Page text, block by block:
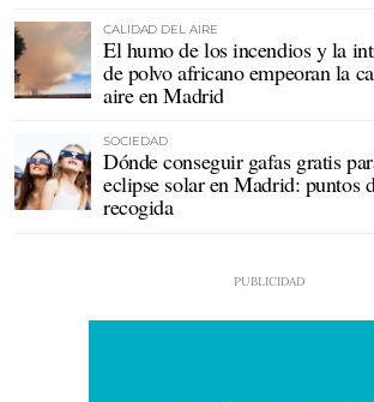
CALIDAD DEL AIRE
El humo de los incendios y la
de polvo africano empeoran la
aire en Madrid
SOCIEDAD
Dónde conseguir gafas gratis
eclipse solar en Madrid: puntos
recogida